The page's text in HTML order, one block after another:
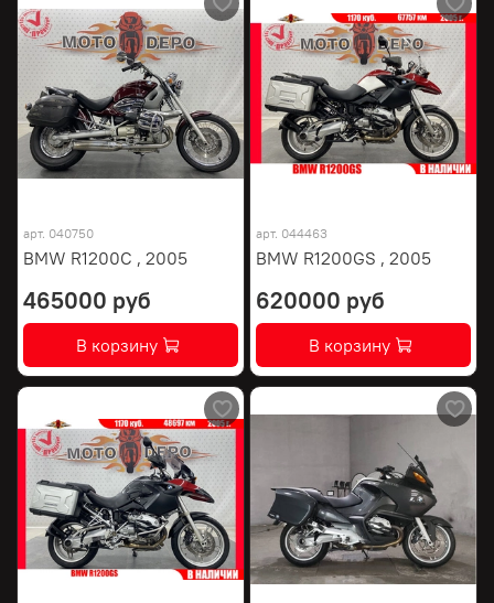
арт. 040750
BMW R1200C , 2005
465000 руб
В корзину
арт. 044463
BMW R1200GS , 2005
620000 руб
В корзину